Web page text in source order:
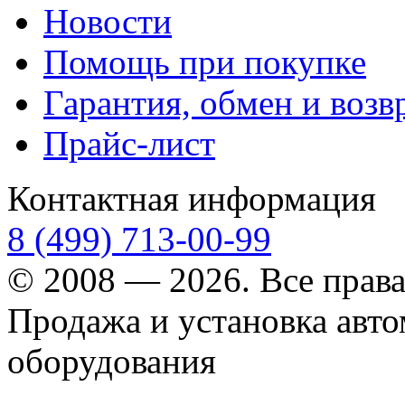
Новости
Помощь при покупке
Гарантия, обмен и
Прайс-лист
Контактная информация
8 (499) 713-00-99
© 2008 — 2026. Все
Продажа и установка
оборудования